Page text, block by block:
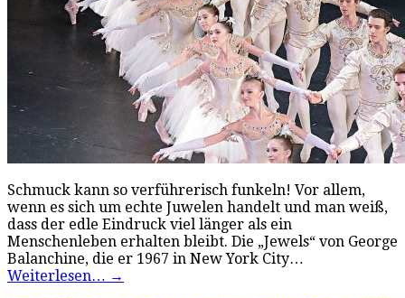
Schmuck kann so verführerisch funkeln! Vor allem,
wenn es sich um echte Juwelen handelt und man weiß,
dass der edle Eindruck viel länger als ein
Menschenleben erhalten bleibt. Die „Jewels“ von George
Balanchine, die er 1967 in New York City…
Weiterlesen… →